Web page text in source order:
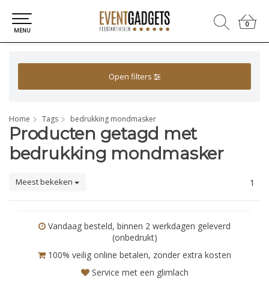
0
0
MENU
Open filters
Home Tags bedrukking mondmasker
Producten getagd met
bedrukking mondmasker
Meest bekeken 1
Vandaag besteld, binnen 2 werkdagen geleverd
(onbedrukt)
100% veilig online betalen, zonder extra kosten
Service met een glimlach